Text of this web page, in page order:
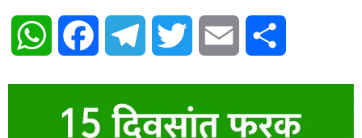
WhatsAppFacebook Telegram Twitter Email